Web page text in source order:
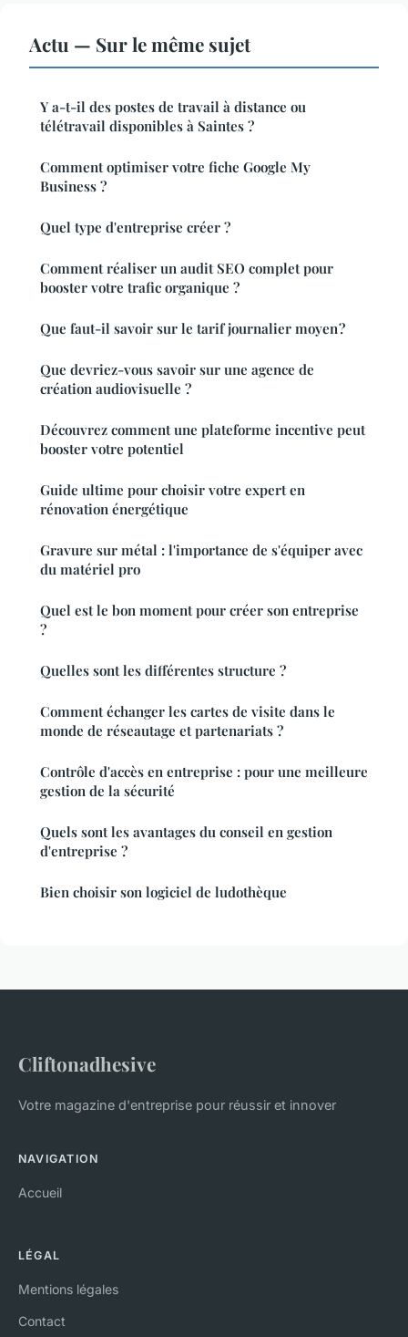
Actu — Sur le même sujet
Y a-t-il des postes de travail à distance ou
télétravail disponibles à Saintes ?
Comment optimiser votre fiche Google My
Business ?
Quel type d'entreprise créer ?
Comment réaliser un audit SEO complet pour
booster votre trafic organique ?
Que faut-il savoir sur le tarif journalier moyen ?
Que devriez-vous savoir sur une agence de
création audiovisuelle ?
Découvrez comment une plateforme incentive peut
booster votre potentiel
Guide ultime pour choisir votre expert en
rénovation énergétique
Gravure sur métal : l'importance de s'équiper avec
du matériel pro
Quel est le bon moment pour créer son entreprise
?
Quelles sont les différentes structure ?
Comment échanger les cartes de visite dans le
monde de réseautage et partenariats ?
Contrôle d'accès en entreprise : pour une meilleure
gestion de la sécurité
Quels sont les avantages du conseil en gestion
d'entreprise ?
Bien choisir son logiciel de ludothèque
Cliftonadhesive
Votre magazine d'entreprise pour réussir et innover
NAVIGATION
Accueil
LÉGAL
Mentions légales
Contact